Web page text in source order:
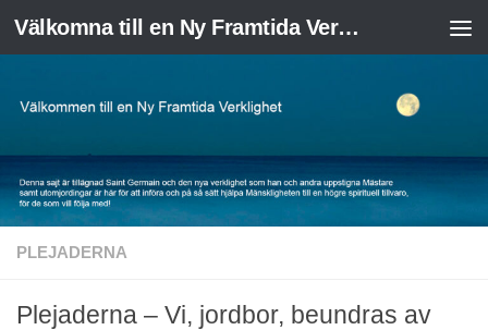
Skip to content Välkomna till en Ny Framtida Verklighet
PLEJADERNA
Plejaderna – Vi, jordbor, beundras av